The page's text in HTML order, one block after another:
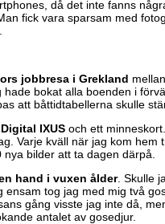
då det inte fanns
fick vara sparsam med
jobbresa i Grekland
hade bokat alla boenden i
att båttidtabellerna skulle
IXUS och ett
Varje kväll när jag kom
bilder att ta dagen därpå.
hand i vuxen ålder. Skulle
ensam tog jag med mig två
gång visste jag inte då,
antalet av gosedjur.